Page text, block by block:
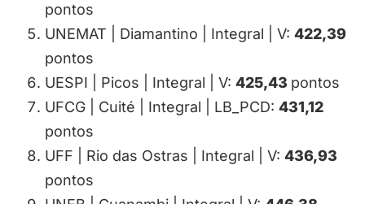
pontos
UNEMAT | Diamantino | Integral | V: 422,39
pontos
UESPI | Picos | Integral | V: 425,43 pontos
UFCG | Cuité | Integral | LB_PCD: 431,12
pontos
UFF | Rio das Ostras | Integral | V: 436,93
pontos